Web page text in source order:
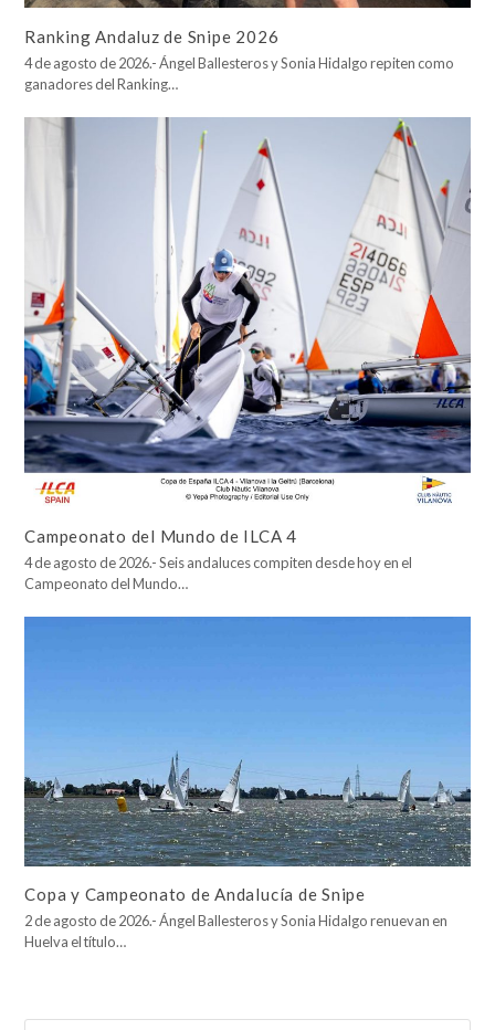
Ranking Andaluz de Snipe 2026
4 de agosto de 2026.- Ángel Ballesteros y Sonia Hidalgo repiten como
ganadores del Ranking…
Campeonato del Mundo de ILCA 4
4 de agosto de 2026.- Seis andaluces compiten desde hoy en el
Campeonato del Mundo…
Copa y Campeonato de Andalucía de Snipe
2 de agosto de 2026.- Ángel Ballesteros y Sonia Hidalgo renuevan en
Huelva el título…